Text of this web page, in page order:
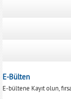
E-Bülten
E-bültene Kayıt olun,